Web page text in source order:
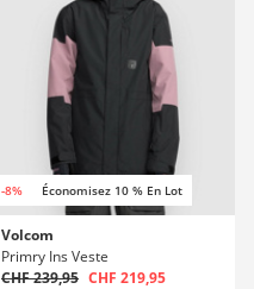
-8% Économisez 10 % En Lot
Volcom
Primry Ins Veste
CHF 239,95 CHF 219,95